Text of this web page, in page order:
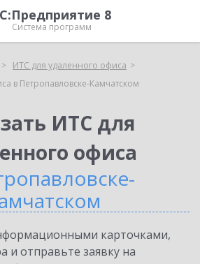
8
Система программ
ИТС для удаленного офиса
в Петропавловске-Камчатском
ИТС для
офиса
карточками,
и отправьте заявку на